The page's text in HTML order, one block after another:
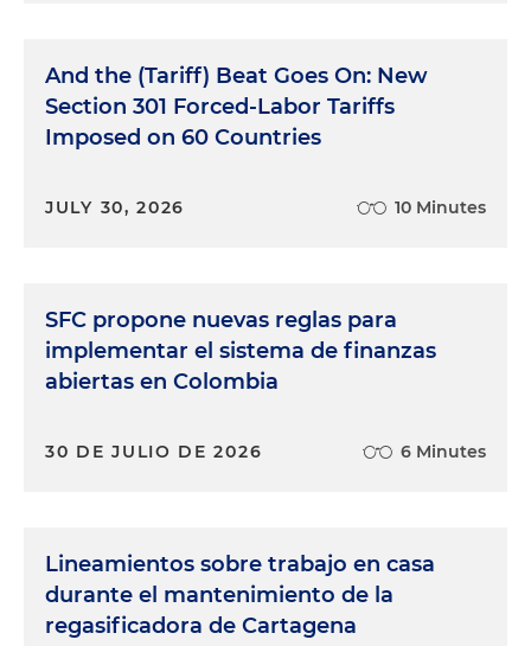
And the (Tariff) Beat Goes On: New
Section 301 Forced-Labor Tariffs
Imposed on 60 Countries
JULY 30, 2026 10 Minutes
SFC propone nuevas reglas para
implementar el sistema de finanzas
abiertas en Colombia
30 DE JULIO DE 2026 6 Minutes
Lineamientos sobre trabajo en casa
durante el mantenimiento de la
regasificadora de Cartagena